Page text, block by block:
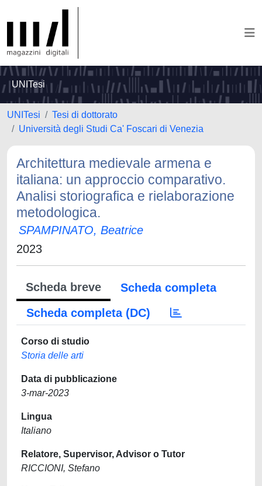
UNITesi
UNITesi
Tesi di dottorato
Università degli Studi Ca' Foscari di Venezia
Architettura medievale armena e
italiana: un approccio comparativo.
Analisi storiografica e rielaborazione
metodologica.
SPAMPINATO, Beatrice
2023
Scheda breve
Scheda completa
Scheda completa (DC)
Corso di studio
Storia delle arti
Data di pubblicazione
3-mar-2023
Lingua
Italiano
Relatore, Supervisor, Advisor o Tutor
RICCIONI, Stefano